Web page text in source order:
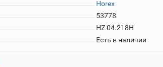
Horex
53778
HZ 04.218H
Есть в наличии